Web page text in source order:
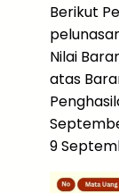
Berikut
Nilai
atas
9